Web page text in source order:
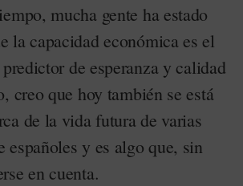
mucha gente ha estado
la capacidad económica es el
de esperanza y calidad
creo que hoy también se está
de la vida futura de varias
españoles y es algo que, sin
en cuenta.